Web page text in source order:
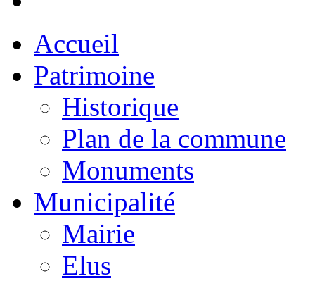
Accueil
Patrimoine
Historique
Plan de la commune
Monuments
Municipalité
Mairie
Elus